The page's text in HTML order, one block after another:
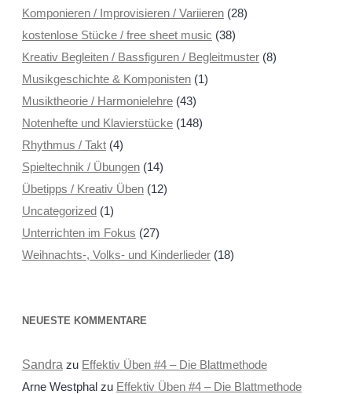
Komponieren / Improvisieren / Variieren(28)
kostenlose Stücke / free sheet music (38)
Kreativ Begleiten / Bassfiguren / Begleitmuster(8)
Musikgeschichte & Komponisten(1)
Musiktheorie / Harmonielehre(43)
Notenhefte und Klavierstücke(148)
Rhythmus / Takt(4)
Spieltechnik / Übungen(14)
Übetipps / Kreativ Üben(12)
Uncategorized(1)
Unterrichten im Fokus (27)
Weihnachts-, Volks- und Kinderlieder(18)
NEUESTE KOMMENTARE
Sandra zu Effektiv Üben #4 – Die Blattmethode
Arne Westphalzu Effektiv Üben #4 – Die Blattmethode